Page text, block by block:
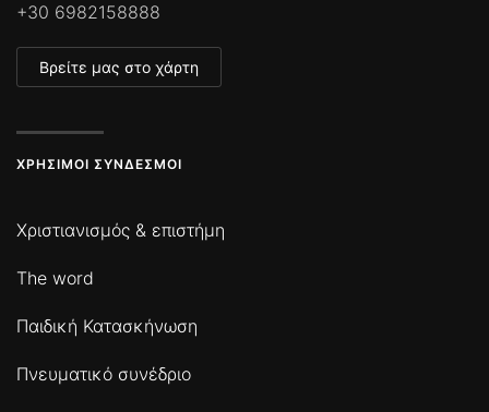
+30 6982158888
Βρείτε μας στο χάρτη
ΧΡΉΣΙΜΟΙ ΣΎΝΔΕΣΜΟΙ
Χριστιανισμός & επιστήμη
The word
Παιδική Κατασκήνωση
Πνευματικό συνέδριο